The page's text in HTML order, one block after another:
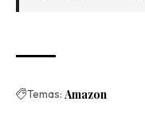
Temas: Amazon